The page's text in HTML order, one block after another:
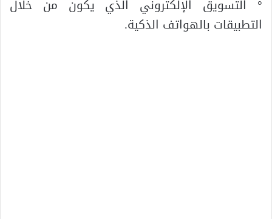
° التسويق الإلكتروني الذي يكون من خلال
التطبيقات بالهواتف الذكية.